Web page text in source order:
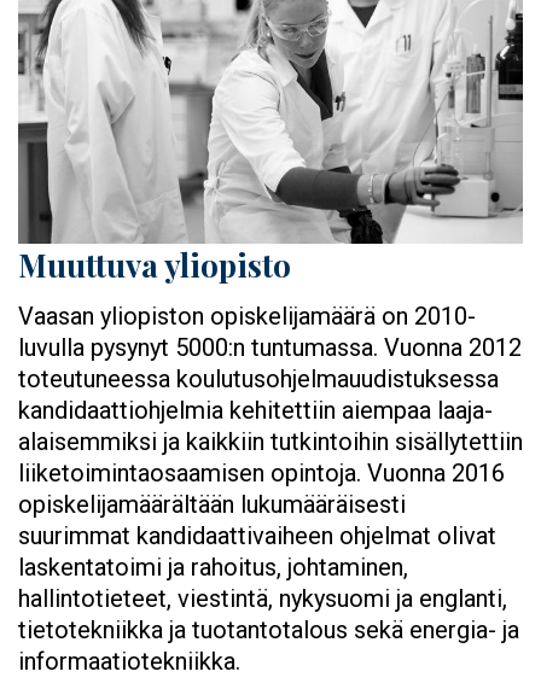
Muuttuva yliopisto
Vaasan yliopiston opiskelijamäärä on 2010-
luvulla pysynyt 5000:n tuntumassa. Vuonna 2012
toteutuneessa koulutusohjelmauudistuksessa
kandidaattiohjelmia kehitettiin aiempaa laaja-
alaisemmiksi ja kaikkiin tutkintoihin sisällytettiin
liiketoimintaosaamisen opintoja. Vuonna 2016
opiskelijamäärältään lukumääräisesti
suurimmat kandidaattivaiheen ohjelmat olivat
laskentatoimi ja rahoitus, johtaminen,
hallintotieteet, viestintä, nykysuomi ja englanti,
tietotekniikka ja tuotantotalous sekä energia- ja
informaatiotekniikka.